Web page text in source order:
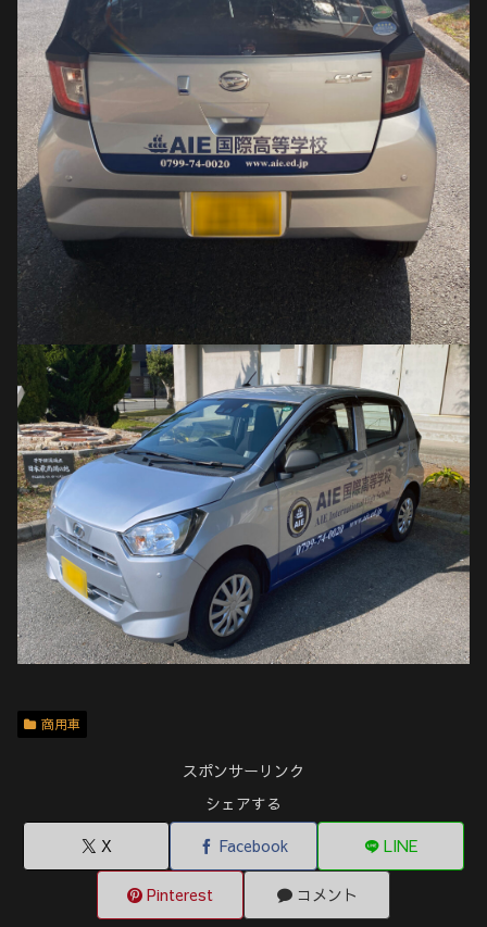
商用車
スポンサーリンク
シェアする
X
Facebook LINE
Pinterest コメント